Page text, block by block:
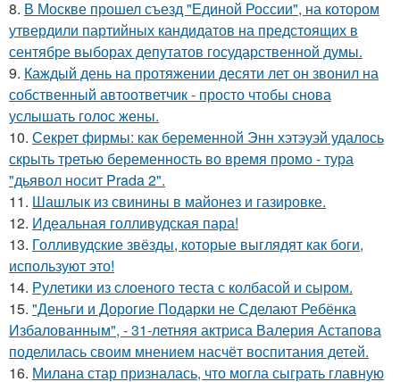
8. В Москве прошел съезд "Единой России", на котором
утвердили партийных кандидатов на предстоящих в
сентябре выборах депутатов государственной думы.
9. Каждый день на протяжении десяти лет он звонил на
собственный автоответчик - просто чтобы снова
услышать голос жены.
10. Секрет фирмы: как беременной Энн хэтэуэй удалось
скрыть третью беременность во время промо - тура
"дьявол носит Prada 2".
11. Шашлык из свинины в майонез и газировке.
12. Идеальная голливудская пара!
13. Голливудские звёзды, которые выглядят как боги,
используют это!
14. Рулетики из слоеного теста с колбасой и сыром.
15. "Деньги и Дорогие Подарки не Сделают Ребёнка
Избалованным", - 31-летняя актриса Валерия Астапова
поделилась своим мнением насчёт воспитания детей.
16. Милана стар призналась, что могла сыграть главную